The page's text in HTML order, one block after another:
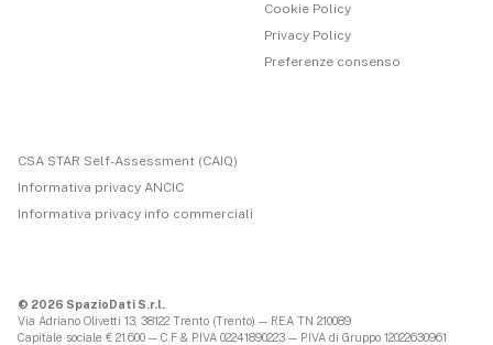
Cookie Policy
Privacy Policy
Preferenze consenso
CSA STAR Self-Assessment (CAIQ)
Informativa privacy ANCIC
Informativa privacy info commerciali
© 2026 SpazioDati S.r.l.
Via Adriano Olivetti 13, 38122 Trento (Trento) — REA TN 210089
Capitale sociale € 21.600 — C.F & P.IVA 02241890223 — P.IVA di Gruppo 12022630961